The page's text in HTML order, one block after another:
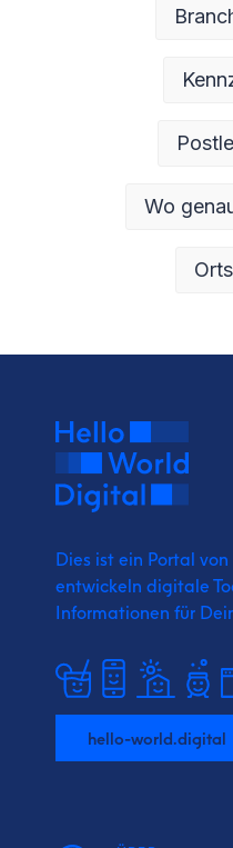
Wo
Dies ist ein Portal
entwickeln digitale
Informationen für
hello-world.digital